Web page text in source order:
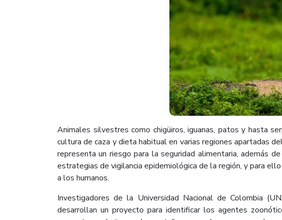
Animales silvestres como chigüiros, iguanas, patos y hasta
cultura de caza y dieta habitual en varias regiones apartadas
representa un riesgo para la seguridad alimentaria, además
estrategias de vigilancia epidemiológica de la región, y para
a los humanos.
Investigadores de la Universidad Nacional de Colombia
desarrollan un proyecto para identificar los agentes